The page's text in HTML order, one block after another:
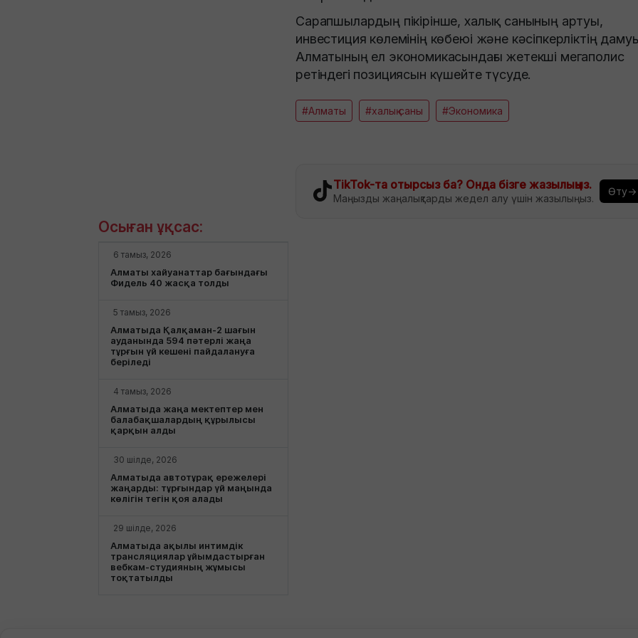
Сарапшылардың пікірінше, халық санының артуы,
инвестиция көлемінің көбеюі және кәсіпкерліктің
Алматының ел экономикасындағы жетекші мегаполис
ретіндегі позициясын күшейте түсуде.
#Алматы #халық саны #Экономика
TikTok-та отырсыз ба? Онда бізге жазылыңыз.
Маңызды жаңалықтарды жедел алу үшін жазылыңыз.
Өту→
Осыған ұқсас:
6 тамыз, 2026
Алматы хайуанаттар бағындағы
Фидель 40 жасқа толды
5 тамыз, 2026
Алматыда Қалқаман-2 шағын
ауданында 594 пәтерлі жаңа
тұрғын үй кешені пайдалануға
беріледі
4 тамыз, 2026
Алматыда жаңа мектептер мен
балабақшалардың құрылысы
қарқын алды
30 шілде, 2026
Алматыда автотұрақ ережелері
жаңарды: тұрғындар үй маңында
көлігін тегін қоя алады
29 шілде, 2026
Алматыда ақылы интимдік
трансляциялар ұйымдастырған
вебкам-студияның жұмысы
тоқтатылды